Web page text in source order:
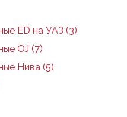
ED на УАЗ (3)
OJ (7)
Нива (5)